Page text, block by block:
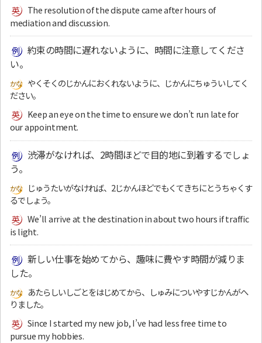
The resolution of the dispute came after hours of
mediation and discussion.
約束の時間に遅れないように、時間に注意してくださ
い。
やくそくのじかんにおくれないように、じかんにちゅういしてく
ださい。
Keep an eye on the time to ensure we don’t run late for
our appointment.
渋滞がなければ、2時間ほどで目的地に到着するでしょ
う。
じゅうたいがなければ、2じかんほどでもくてきちにとうちゃくす
るでしょう。
We’ll arrive at the destination in about two hours if traffic
is light.
新しい仕事を始めてから、趣味に費やす時間が減りま
した。
あたらしいしごとをはじめてから、しゅみについやすじかんがへ
りました。
Since I started my new job, I’ve had less free time to
pursue my hobbies.